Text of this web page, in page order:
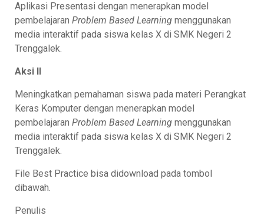
Aplikasi Presentasi dengan menerapkan model
pembelajaran Problem Based Learning menggunakan
media interaktif pada siswa kelas X di SMK Negeri 2
Trenggalek.
Aksi II
Meningkatkan pemahaman siswa pada materi Perangkat
Keras Komputer dengan menerapkan model
pembelajaran Problem Based Learning menggunakan
media interaktif pada siswa kelas X di SMK Negeri 2
Trenggalek.
File Best Practice bisa didownload pada tombol
dibawah.
Penulis